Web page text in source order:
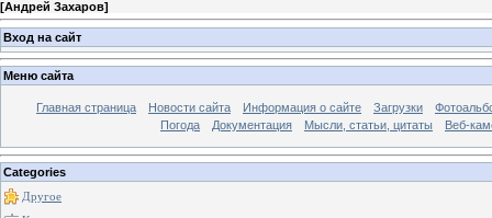
[Андрей Захаров]
Вход на сайт
Меню сайта
Главная страница Новости сайта Информация о сайте Загрузки
Погода
Документация Мысли, статьи, цитаты Веб-
Categories
Другое